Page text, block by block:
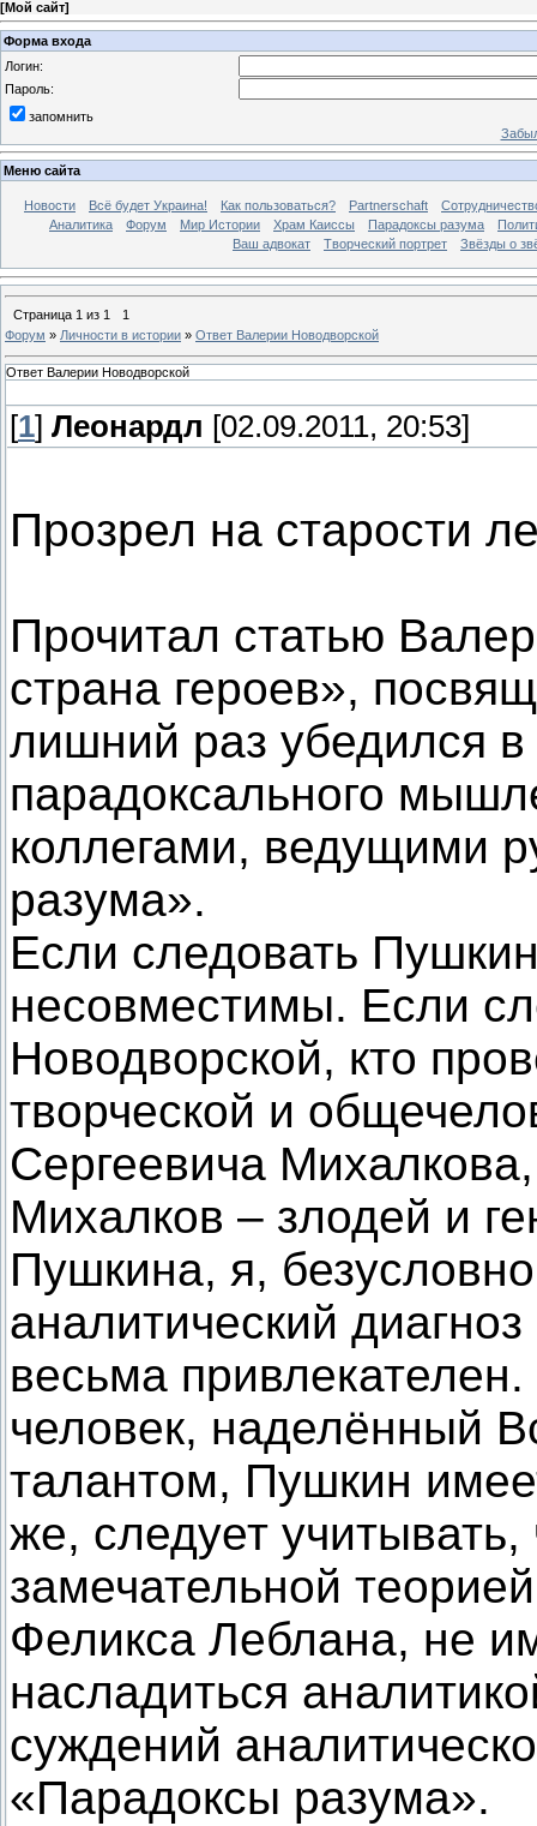
[Мой сайт]
Форма входа
Логин:
Пароль:
запомнить
Меню сайта
Новости Всё будет Украина! Как пользоваться? Partnerschaft
Аналитика
Форум Мир Истории Храм Каиссы Парадоксы разума
Ваш адвокат
Творческий портрет Звёзды о
Страница 1 из 1
1
Форум » Личности в истории » Ответ Валерии Новодворской
Ответ Валерии Новодворской
[1] Леонардл [02.09.2011, 20:53]
Прозрел на старости
Прочитал статью
страна героев»,
лишний раз убедился
парадоксального
коллегами, ведущими
разума».
Если следовать
несовместимы. Если
Новодворской, кто
творческой и
Сергеевича
Михалков – злодей и
Пушкина, я,
аналитический
весьма
человек, наделённый
талантом, Пушкин
же, следует
замечательной
Феликса Леблана, не
насладиться
суждений
«Парадоксы разума».